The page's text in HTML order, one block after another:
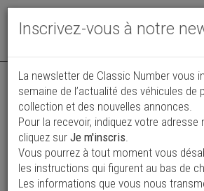
Vos annonces vues
plus de 4 millions de
Inscrivez-vous à notre
La newsletter de Classic Number vous
semaine de l’actualité des véhicules de
collection et des nouvelles annonces.
Pour la recevoir, indiquez votre
cliquez sur Je m'inscris.
Vous pourrez à tout moment vous
les instructions qui figurent au bas de
Les informations que vous nous